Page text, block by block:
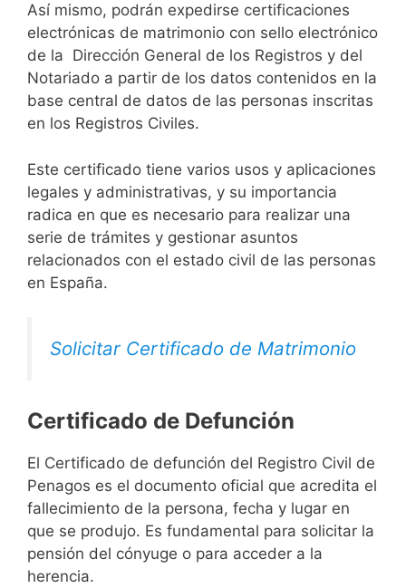
Así mismo, podrán expedirse certificaciones
electrónicas de matrimonio con sello electrónico
de la Dirección General de los Registros y del
Notariado a partir de los datos contenidos en la
base central de datos de las personas inscritas
en los Registros Civiles.
Este certificado tiene varios usos y aplicaciones
legales y administrativas, y su importancia
radica en que es necesario para realizar una
serie de trámites y gestionar asuntos
relacionados con el estado civil de las personas
en España.
Solicitar Certificado de Matrimonio
Certificado de Defunción
El Certificado de defunción del Registro Civil de
Penagos es el documento oficial que acredita el
fallecimiento de la persona, fecha y lugar en
que se produjo. Es fundamental para solicitar la
pensión del cónyuge o para acceder a la
herencia.